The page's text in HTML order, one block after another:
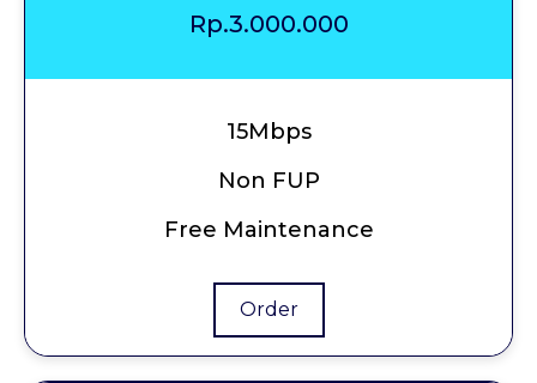
Rp.3.000.000
15Mbps
Non FUP
Free Maintenance
Order